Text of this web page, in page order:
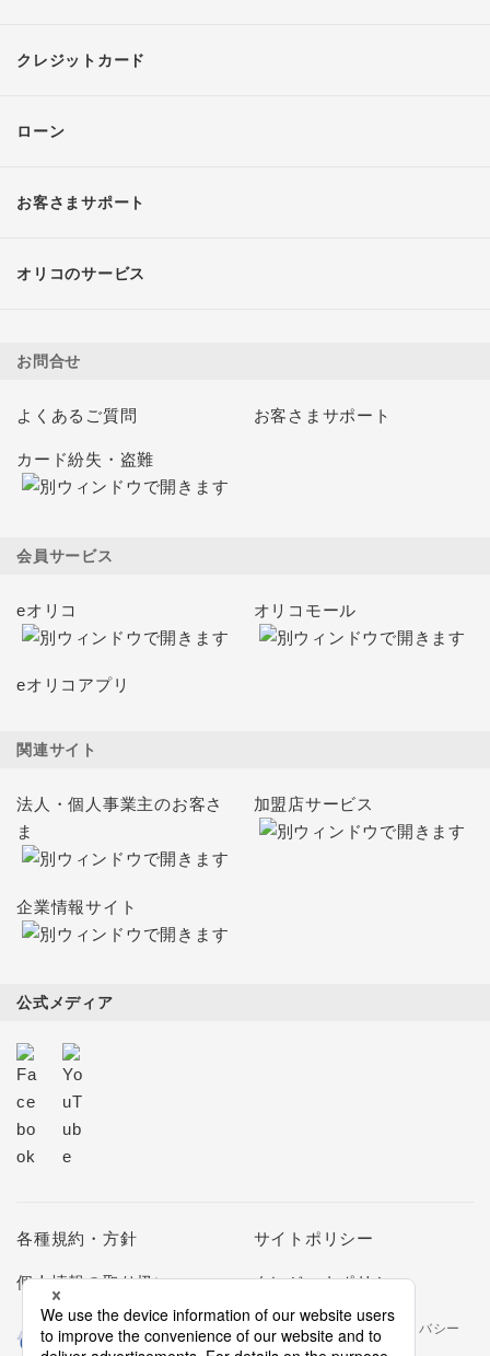
クレジットカード
ローン
お客さまサポート
オリコのサービス
お問合せ
よくあるご質問 お客さまサポート
カード紛失・盗難
会員サービス
eオリコ オリコモール
eオリコアプリ
関連サイト
法人・個人事業主のお客さ
ま
加盟店サービス
企業情報サイト
公式メディア
各種規約・方針 サイトポリシー
個人情報の取り扱い クレジットポリシー
当社は個人情報の取扱いを適切に行う企業としてプライバシー
マークの使用を認められた認定業者です。